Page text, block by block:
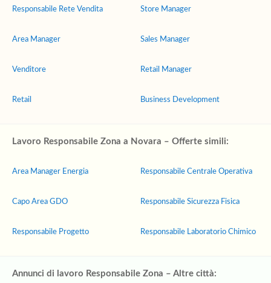
Responsabile Rete Vendita
Area Manager
Venditore
Retail
Store Manager
Sales Manager
Retail Manager
Business Development
Lavoro Responsabile Zona a Novara – Offerte simili:
Area Manager Energia
Capo Area GDO
Responsabile Progetto
Responsabile Centrale Operativa
Responsabile Sicurezza Fisica
Responsabile Laboratorio Chimico
Annunci di lavoro Responsabile Zona – Altre città: